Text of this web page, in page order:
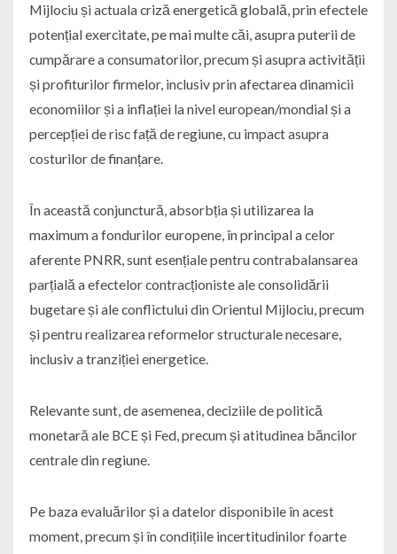
Mijlociu și actuala criză energetică globală, prin efectele
potențial exercitate, pe mai multe căi, asupra puterii de
cumpărare a consumatorilor, precum și asupra activității
și profiturilor firmelor, inclusiv prin afectarea dinamicii
economiilor și a inflației la nivel european/mondial și a
percepției de risc față de regiune, cu impact asupra
costurilor de finanțare.
În această conjunctură, absorbția și utilizarea la
maximum a fondurilor europene, în principal a celor
aferente PNRR, sunt esențiale pentru contrabalansarea
parțială a efectelor contracționiste ale consolidării
bugetare și ale conflictului din Orientul Mijlociu, precum
și pentru realizarea reformelor structurale necesare,
inclusiv a tranziției energetice.
Relevante sunt, de asemenea, deciziile de politică
monetară ale BCE și Fed, precum și atitudinea băncilor
centrale din regiune.
Pe baza evaluărilor și a datelor disponibile în acest
moment, precum și în condițiile incertitudinilor foarte